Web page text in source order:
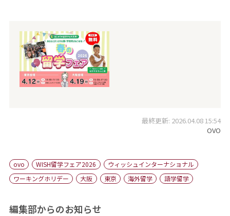
最終更新: 2026.04.08 15:54
OVO
ovo WISH留学フェア2026
ウィッシュインターナショナル
ワーキングホリデー
大阪 東京 海外留学 語学留学
編集部からのお知らせ